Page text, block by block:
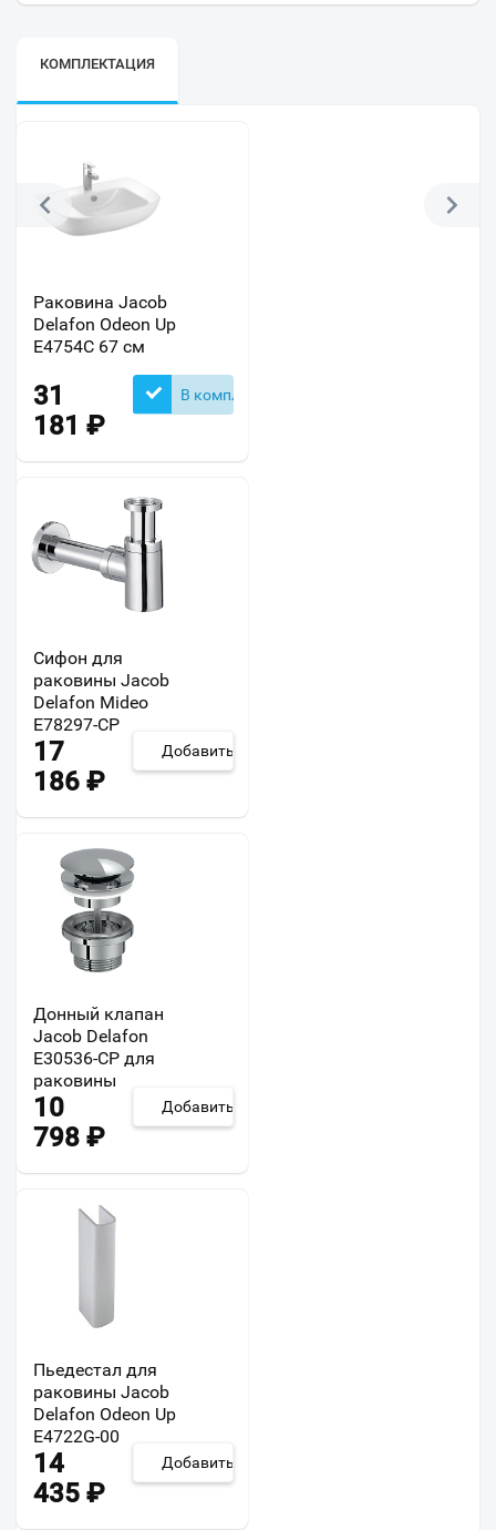
КОМПЛЕКТАЦИЯ
Раковина Jacob
Delafon Odeon Up
E4754C 67 см
31
181 ₽
В комплекте
Сифон для
раковины Jacob
Delafon Mideo
E78297-CP
17
186 ₽
Добавить
Донный клапан
Jacob Delafon
E30536-CP для
раковины
10
798 ₽
Добавить
Пьедестал для
раковины Jacob
Delafon Odeon Up
E4722G-00
14
435 ₽
Добавить